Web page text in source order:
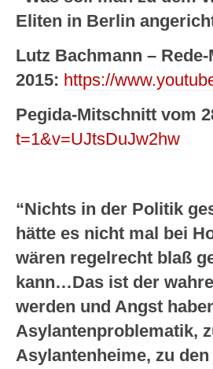
Eliten in Berlin
Lutz Bachmann –
2015: https://
Pegida-Mitschnitt vom
t=1&v=UJtsDuJw2hw
“Nichts in der Politik
hätte es nicht mal bei
wären regelrecht blaß
kann…Das ist der
werden und Angst
Asylantenproblematik,
Asylantenheime, zu